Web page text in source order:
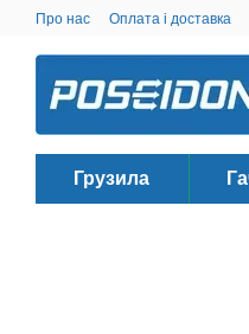
Перейти до основного
Про нас Оплата і доставка
Грузила